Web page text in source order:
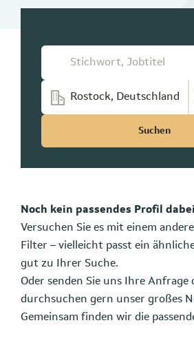
Suchen
Noch kein passendes Profil
Versuchen Sie es mit einem
Filter – vielleicht passt ein
gut zu Ihrer Suche.
Oder senden Sie uns Ihre
durchsuchen gern unser großes
Gemeinsam finden wir die